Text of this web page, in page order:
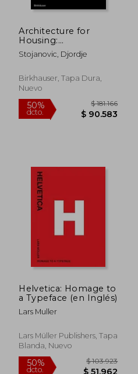
50% $ 327.871
Architecture for
Housing:
Understanding the
Value of Design
Studies (en Inglés)
Stojanovic, Djordje
Birkhauser, Tapa Dura,
Nuevo
Helvetica: Homage to
a Typeface (en Inglés)
Lars Muller
Lars Müller Publishers, Tapa
Blanda, Nuevo